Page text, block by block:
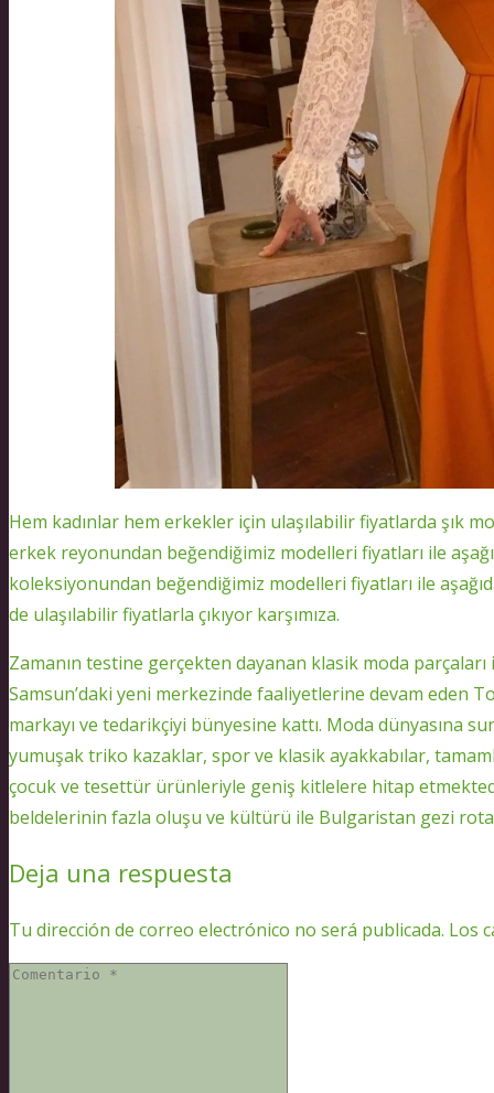
Hem kadınlar hem erkekler için ulaşılabilir fiyatlarda şık
erkek reyonundan beğendiğimiz modelleri fiyatları ile
koleksiyonundan beğendiğimiz modelleri fiyatları ile
de ulaşılabilir fiyatlarla çıkıyor karşımıza.
Zamanın testine gerçekten dayanan klasik moda parçaları
Samsun’daki yeni merkezinde faaliyetlerine devam eden
markayı ve tedarikçiyi bünyesine kattı. Moda dünyasına
yumuşak triko kazaklar, spor ve klasik ayakkabılar,
çocuk ve tesettür ürünleriyle geniş kitlelere hitap
beldelerinin fazla oluşu ve kültürü ile Bulgaristan gezi
Deja una respuesta
Tu dirección de correo electrónico no será publicada. Los